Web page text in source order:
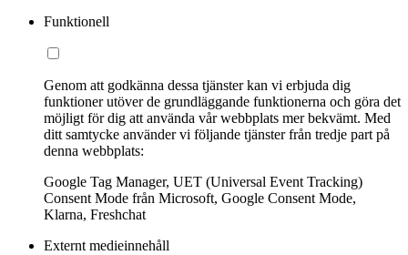
Funktionell
Genom att godkänna dessa tjänster kan vi erbjuda dig
funktioner utöver de grundläggande funktionerna och göra det
möjligt för dig att använda vår webbplats mer bekvämt. Med
ditt samtycke använder vi följande tjänster från tredje part på
denna webbplats:
Google Tag Manager, UET (Universal Event Tracking)
Consent Mode från Microsoft, Google Consent Mode,
Klarna, Freshchat
Externt medieinnehåll